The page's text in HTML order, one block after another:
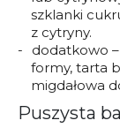
szklanki
z cytryny.
dodatkowo –
formy, tarta
migdałowa
Puszysta